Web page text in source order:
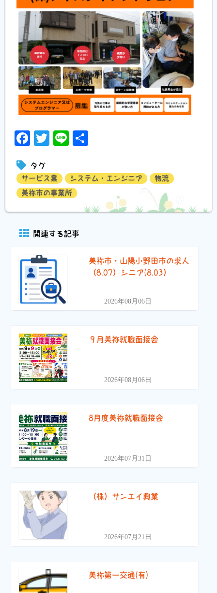
Facebook
Twitter
Line
タグ
サービス業 システム・エンジニア
物流
美祢市の事業所
関連する記事
美祢市・山陽小野田市の求人
（8.07）シニア(8.03）
2026年08月06日
９月美祢就職面接会
2026年08月06日
8月度美祢就職面接会
2026年07月31日
（株）サンエイ興業
2026年07月21日
美祢第一交通(有)